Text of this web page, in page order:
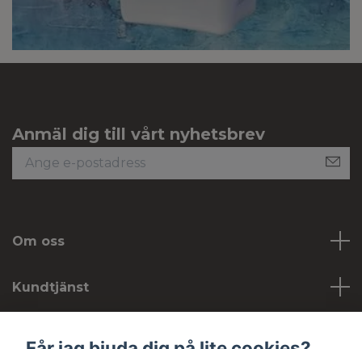
Anmäl dig till vårt nyhetsbrev
Om oss
Kundtjänst